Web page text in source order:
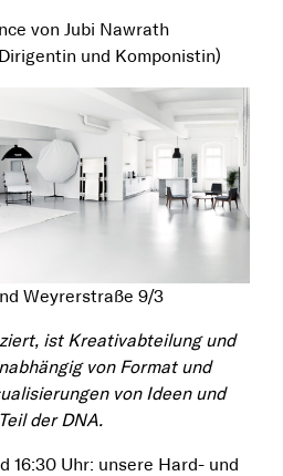
von Jubi Nawrath
und Komponistin)
Weyrerstraße 9/3
ist Kreativabteilung und
von Format und
von Ideen und
der DNA.
16:30 Uhr: unsere Hard- und